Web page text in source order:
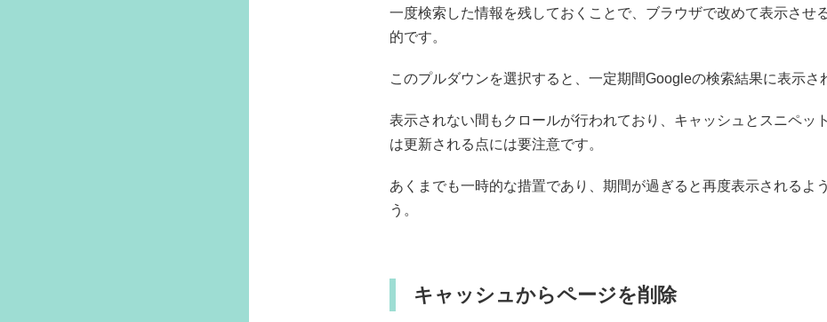
一度検索した情報を残しておくことで、ブラウザで改めて表示させ
的です。
このプルダウンを選択すると、一定期間Googleの検索結果に表示さ
表示されない間もクロールが行われており、キャッシュとスニペッ
は更新される点には要注意です。
あくまでも一時的な措置であり、期間が過ぎると再度表示されるよ
う。
キャッシュからページを削除